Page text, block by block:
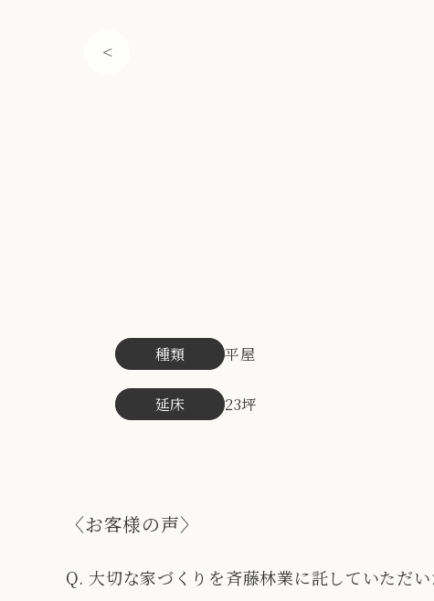
種類 平屋
延床 23坪
〈お客様の声〉
Q. 大切な家づくりを斉藤林業に託していただい